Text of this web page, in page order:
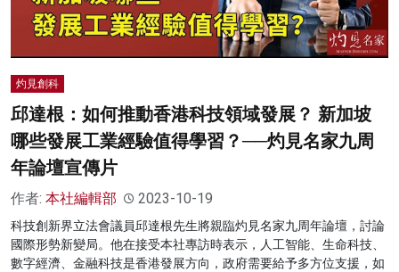
灼見創科
邱達根：如何推動香港科技領域發展？ 新加坡
哪些發展工業經驗值得學習？──灼見名家九周
年論壇宣傳片
作者: 本社編輯部 2023-10-19
科技創新界立法會議員邱達根先生將親臨灼見名家九周年論壇，討論
國際形勢新變局。他在接受本社專訪時表示，人工智能、生命科技、
數字經濟、金融科技是香港發展方向，政府需要給予多方位支援，如